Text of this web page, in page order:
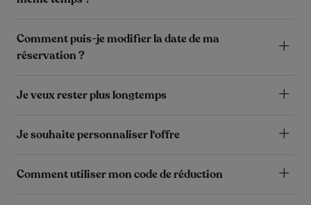
Comment puis-je modifier la date de ma
réservation ?
Je veux rester plus longtemps
Je souhaite personnaliser l'offre
Comment utiliser mon code de réduction